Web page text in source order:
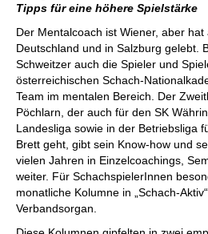
Tipps für eine höhere Spielstärke
Der Mentalcoach ist Wiener, aber hat
Deutschland und in Salzburg gelebt.
Schweitzer auch die Spieler und
österreichischen Schach-
Team im mentalen Bereich. Der
Pöchlarn, der auch für den SK
Landesliga sowie in der Betriebsliga
Brett geht, gibt sein Know-how und
vielen Jahren in Einzelcoachings,
weiter. Für SchachspielerInnen
monatliche Kolumne in „Schach-
Verbandsorgan.